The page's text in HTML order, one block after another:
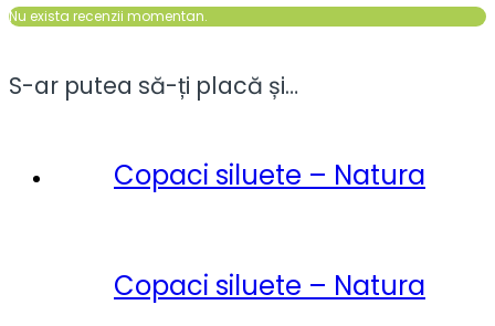
Nu exista recenzii momentan.
S-ar putea să-ți placă și…
Copaci siluete – Natura
Copaci siluete – Natura